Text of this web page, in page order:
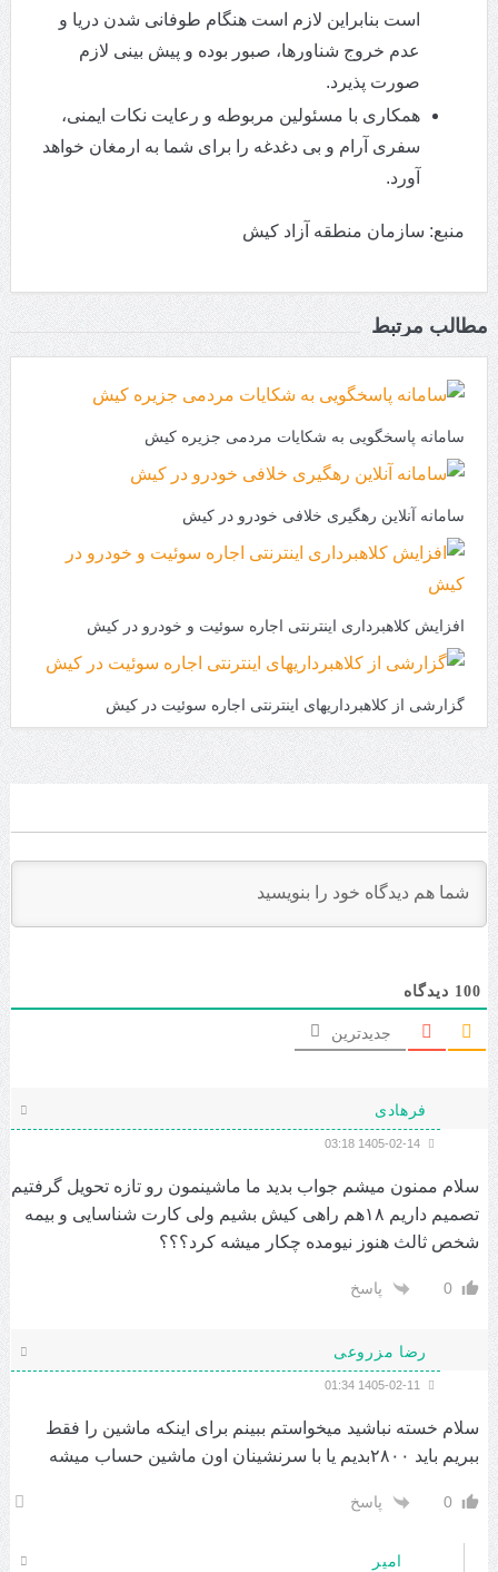
است بنابراین لازم است هنگام طوفانی شدن دریا و
عدم خروج شناورها، صبور بوده و پیش بینی لازم
صورت پذیرد.
همکاری با مسئولین مربوطه و رعایت نکات ایمنی،
سفری آرام و بی دغدغه را برای شما به ارمغان خواهد
آورد.
منبع: سازمان منطقه آزاد کیش
مطالب مرتبط
سامانه پاسخگویی به شکایات مردمی جزیره کیش
سامانه آنلاین رهگیری خلافی خودرو در کیش
افزایش کلاهبرداری اینترنتی اجاره سوئیت و خودرو در کیش
گزارشی از کلاهبرداریهای اینترنتی اجاره سوئیت در کیش
100 دیدگاه
جدیدترین
فرهادی
سلام ممنون میشم جواب بدید ما ماشینمون رو تازه تحویل گرفتیم
تصمیم داریم ۱۸هم راهی کیش بشیم ولی کارت شناسایی و بیمه
شخص ثالث هنوز نیومده چکار میشه کرد؟؟؟
0 پاسخ
رضا مزروعی
سلام خسته نباشید میخواستم ببینم برای اینکه ماشین را فقط
ببریم باید ۲۸۰۰بدیم یا با سرنشینان اون ماشین حساب میشه
0 پاسخ
امیر